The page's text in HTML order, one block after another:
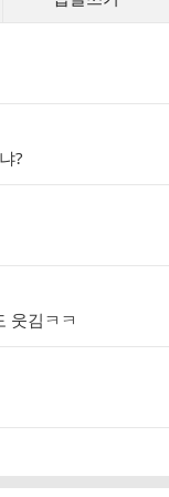
?
웃김ㅋㅋ